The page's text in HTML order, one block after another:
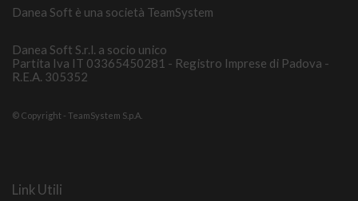
Danea Soft è una società TeamSystem
Danea Soft S.r.l. a socio unico
Partita Iva IT 03365450281 - Registro Imprese di Padova -
R.E.A. 305352
© Copyright - TeamSystem S.p.A.
Link Utili